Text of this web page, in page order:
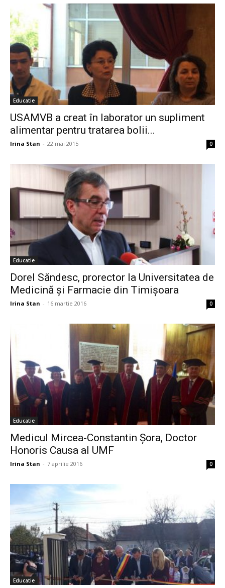
Educatie
USAMVB a creat în laborator un supliment
alimentar pentru tratarea bolii...
Irina Stan - 22 mai 2015 0
Educatie
Dorel Săndesc, prorector la Universitatea de
Medicină și Farmacie din Timișoara
Irina Stan - 16 martie 2016 0
Educatie
Medicul Mircea-Constantin Șora, Doctor
Honoris Causa al UMF
Irina Stan - 7 aprilie 2016 0
Educatie